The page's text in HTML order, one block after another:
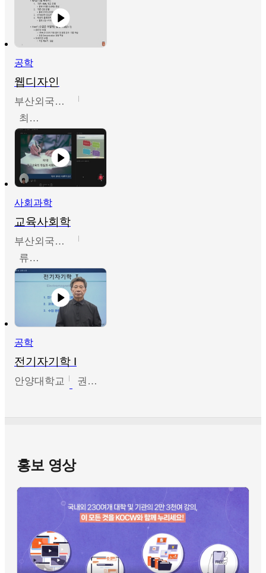
공학
웹디자인
부산외국어대학교
최진오
사회과학
교육사회학
부산외국어대학교
류영철
공학
전기자기학 I
안양대학교 권원현
홍보 영상